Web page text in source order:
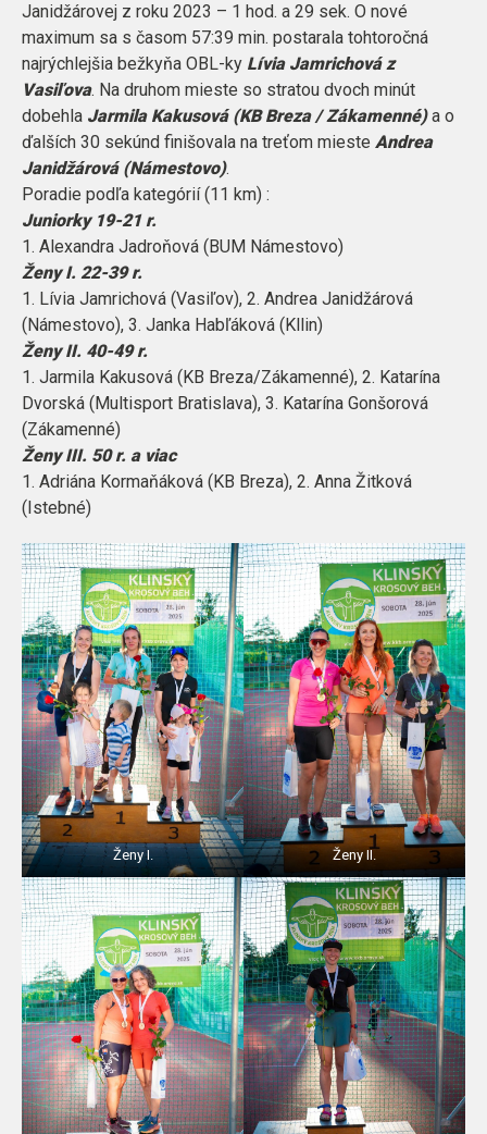
Janidžárovej z roku 2023 – 1 hod. a 29 sek. O nové
maximum sa s časom 57:39 min. postarala tohtoročná
najrýchlejšia bežkyňa OBL-ky Lívia Jamrichová z
Vasiľova. Na druhom mieste so stratou dvoch minút
dobehla Jarmila Kakusová (KB Breza / Zákamenné)a o
ďalších 30 sekúnd finišovala na treťom mieste Andrea
Janidžárová (Námestovo).
Poradie podľa kategórií (11 km) :
Juniorky 19-21 r.
1. Alexandra Jadroňová (BUM Námestovo)
Ženy I. 22-39 r.
1. Lívia Jamrichová (Vasiľov), 2. Andrea Janidžárová
(Námestovo), 3. Janka Habľáková (Kllin)
Ženy II. 40-49 r.
1. Jarmila Kakusová (KB Breza/Zákamenné), 2. Katarína
Dvorská (Multisport Bratislava), 3. Katarína Gonšorová
(Zákamenné)
Ženy III. 50 r. a viac
1. Adriána Kormaňáková (KB Breza), 2. Anna Žitková
(Istebné)
Ženy I. Ženy II.